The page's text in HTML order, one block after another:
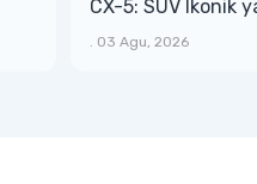
CX-5: SUV Ikonik
Bongsor, Mewah,
. 03 Agu, 2026